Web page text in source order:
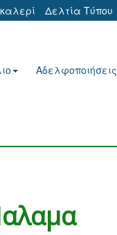
Δελτία Τύπου
Αδελφοποιήσεις